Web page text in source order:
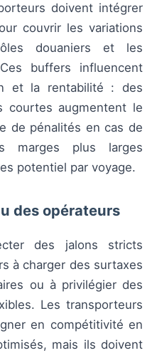
doivent intégrer
couvrir les variations
douaniers et les
buffers influencent
et la rentabilité : des
courtes augmentent le
de pénalités en cas de
marges plus larges
potentiel par voyage.
des opérateurs
des jalons stricts
à charger des surtaxes
ou à privilégier des
Les transporteurs
en compétitivité en
mais ils doivent